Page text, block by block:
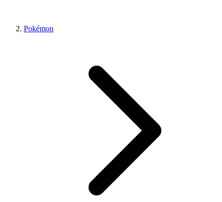
Pokémon